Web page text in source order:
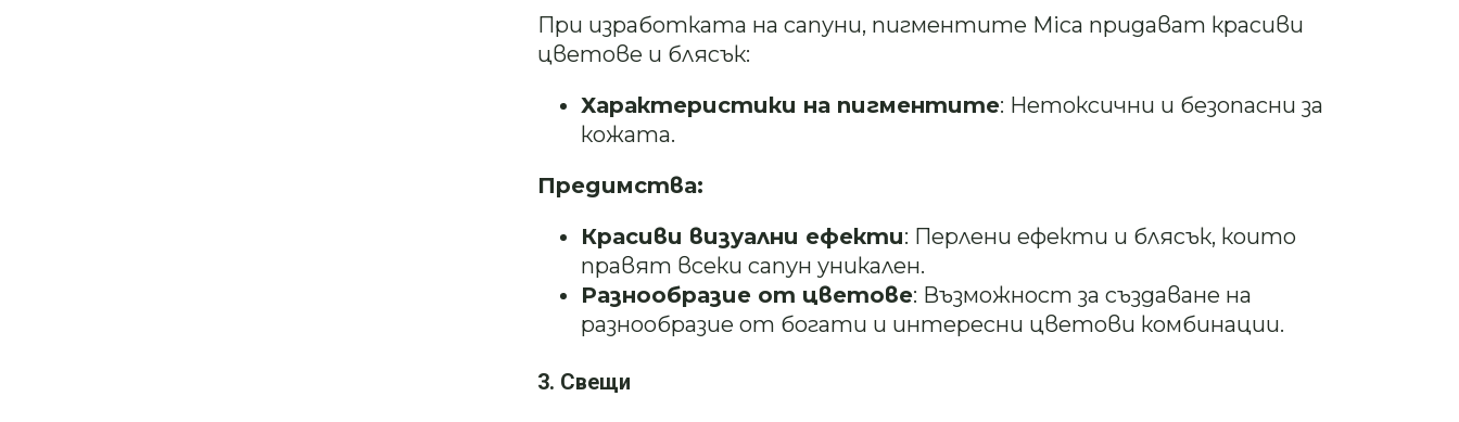
При изработката на сапуни, пигментите Mica придават красиви
цветове и блясък:
Характеристики на пигментите: Нетоксични и безопасни за
кожата.
Предимства:
Красиви визуални ефекти: Перлени ефекти и блясък, които
правят всеки сапун уникален.
Разнообразие от цветове: Възможност за създаване на
разнообразие от богати и интересни цветови комбинации.
3. Свещи